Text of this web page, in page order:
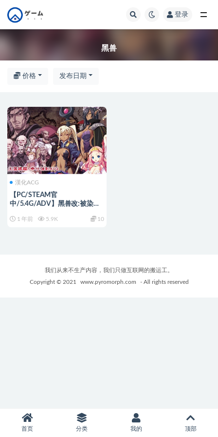
登录
黑兽
价格 发布日期
漢化ACG
【PC/STEAM官
中/5.4G/ADV】黑兽改:被染上
文版 ADV游戏&神作&补+5.4G
1 年前 5.9K 10
我们从来不生产内容，我们只做互联网的搬运工。
Copyright © 2021
www.pyromorph.com - All rights reserved
首页 分类 我的 顶部